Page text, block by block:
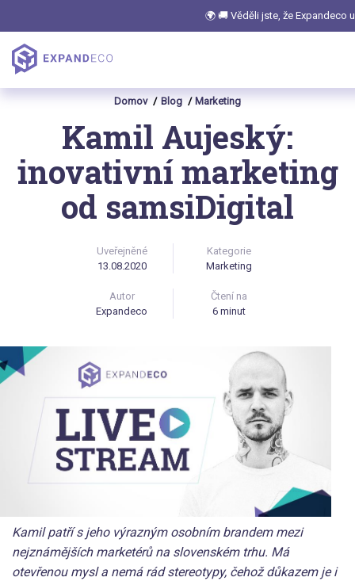
🌍 🚚 Věděli jste, že Expandeco
Domov Blog Marketing
Kamil Aujeský:
inovativní marketing
od samsiDigital
Uveřejněné
13.08.2020
Kategorie
Marketing
Autor
Expandeco
Čtení na
6 minut
Kamil patří s jeho výrazným osobním brandem mezi
nejznámějších marketérů na slovenském trhu. Má
otevřenou mysl a nemá rád stereotypy, čehož důkazem je i